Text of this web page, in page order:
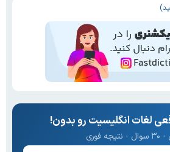
لغات انگلیسیت رو بدون!